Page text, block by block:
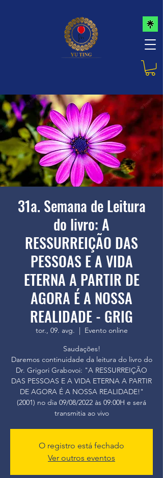
31a. Semana de Leitura
do livro: A
RESSURREIÇÃO DAS
PESSOAS E A VIDA
ETERNA A PARTIR DE
AGORA É A NOSSA
REALIDADE - GRIG
tor., 09. avg.
  |
Evento online
Saudações!
Daremos continuidade da leitura do livro do
Dr. Grigori Grabovoi: "A RESSURREIÇÃO
DAS PESSOAS E A VIDA ETERNA A PARTIR
DE AGORA É A NOSSA REALIDADE!"
(2001) no dia 09/08/2022 às 09:00H e será
transmitia ao vivo
O registro está fechado
Ver outros eventos